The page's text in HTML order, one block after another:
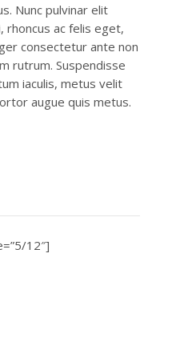
Nunc pulvinar elit
rhoncus ac felis eget,
consectetur ante non
rutrum. Suspendisse
iaculis, metus velit
augue quis metus.
12″]